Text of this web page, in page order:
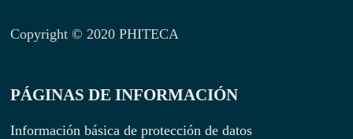
Copyright © 2020 PHITECA
PÁGINAS DE INFORMACIÓN
Información básica de protección de datos